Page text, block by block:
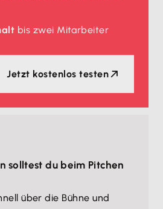
bis zwei Mitarbeiter
Jetzt kostenlos testen
solltest du beim Pitchen
über die Bühne und